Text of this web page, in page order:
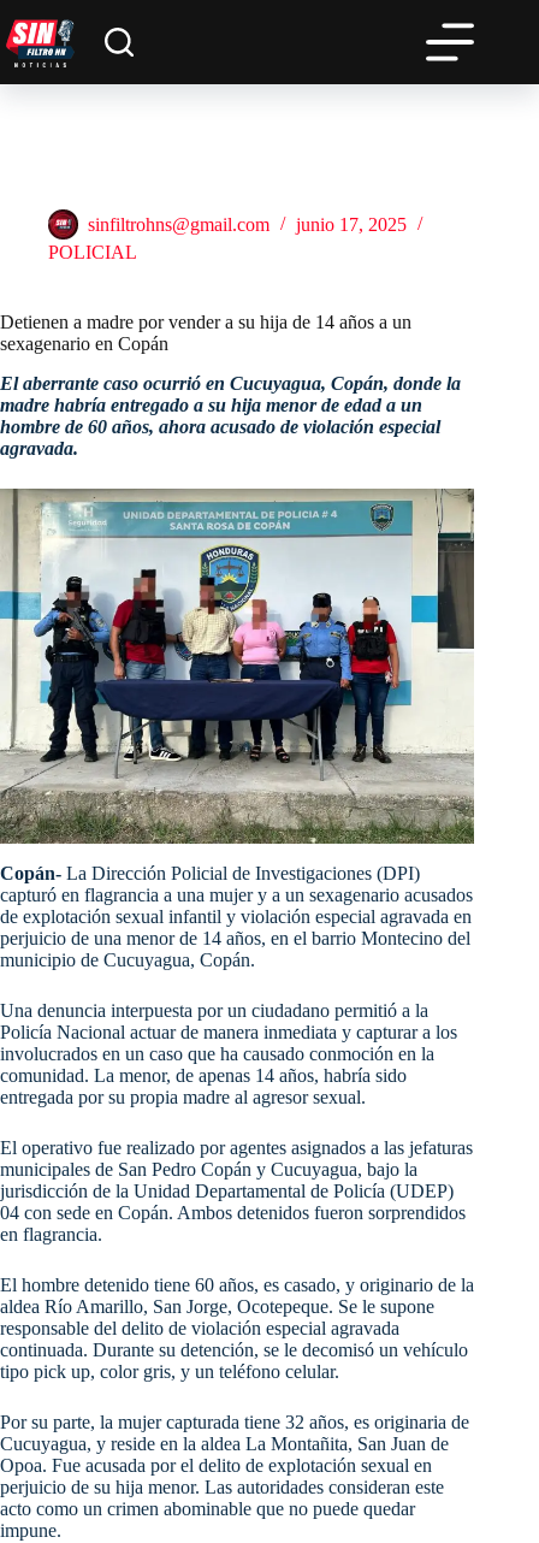
al
contenido
sinfiltrohns@gmail.com
junio 17, 2025
POLICIAL
Detienen a madre por vender a su hija de 14 años a un
sexagenario en Copán
El aberrante caso ocurrió en Cucuyagua, Copán, donde la
madre habría entregado a su hija menor de edad a un
hombre de 60 años, ahora acusado de violación especial
agravada.
Copán- La Dirección Policial de Investigaciones (DPI)
capturó en flagrancia a una mujer y a un sexagenario acusados
de explotación sexual infantil y violación especial agravada en
perjuicio de una menor de 14 años, en el barrio Montecino del
municipio de Cucuyagua, Copán.
Una denuncia interpuesta por un ciudadano permitió a la
Policía Nacional actuar de manera inmediata y capturar a los
involucrados en un caso que ha causado conmoción en la
comunidad. La menor, de apenas 14 años, habría sido
entregada por su propia madre al agresor sexual.
El operativo fue realizado por agentes asignados a las jefaturas
municipales de San Pedro Copán y Cucuyagua, bajo la
jurisdicción de la Unidad Departamental de Policía (UDEP)
04 con sede en Copán. Ambos detenidos fueron sorprendidos
en flagrancia.
El hombre detenido tiene 60 años, es casado, y originario de la
aldea Río Amarillo, San Jorge, Ocotepeque. Se le supone
responsable del delito de violación especial agravada
continuada. Durante su detención, se le decomisó un vehículo
tipo pick up, color gris, y un teléfono celular.
Por su parte, la mujer capturada tiene 32 años, es originaria de
Cucuyagua, y reside en la aldea La Montañita, San Juan de
Opoa. Fue acusada por el delito de explotación sexual en
perjuicio de su hija menor. Las autoridades consideran este
acto como un crimen abominable que no puede quedar
impune.